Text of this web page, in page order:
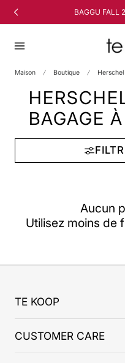
AU CONTENUBAGGU FALL
Maison Boutique
BAGAGE
Aucun
Utilisez moins de
TE KOOP
CUSTOMER CARE